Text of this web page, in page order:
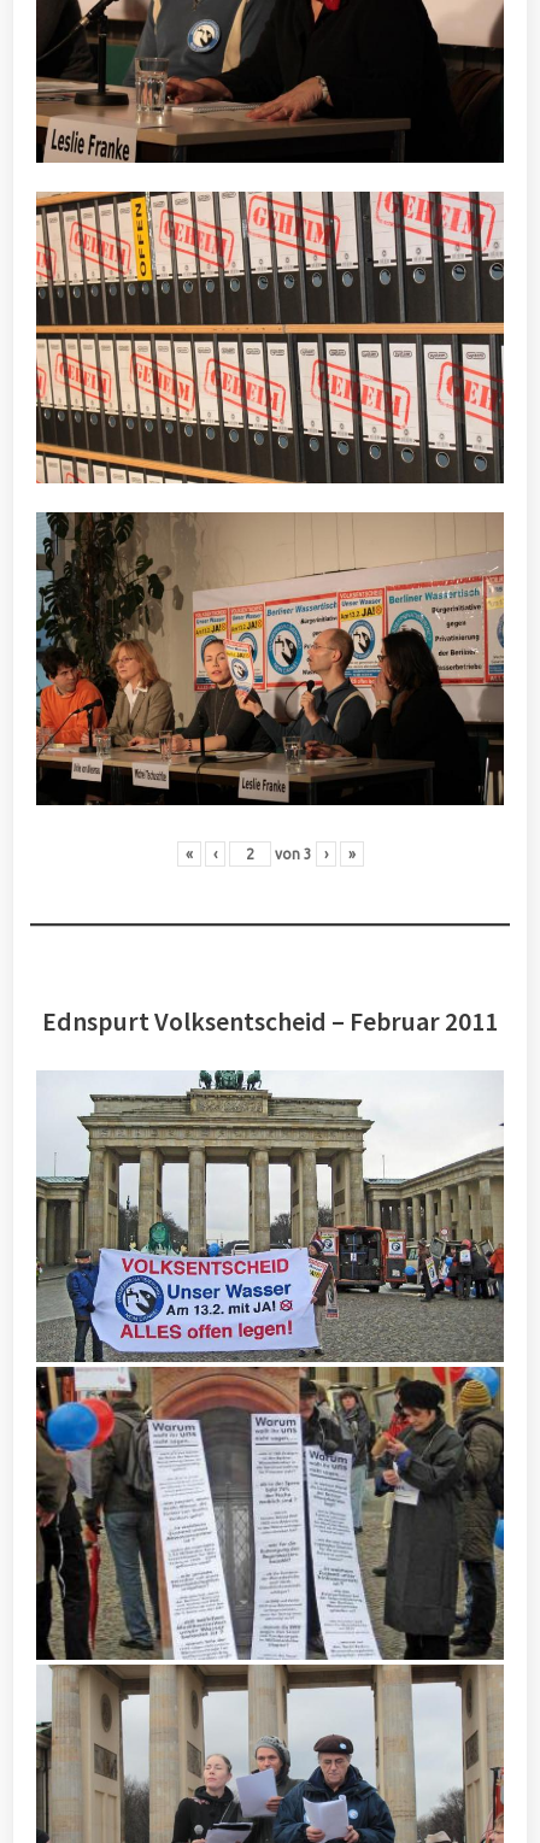
« ‹ von 3 › »
Ednspurt Volksentscheid – Februar 2011